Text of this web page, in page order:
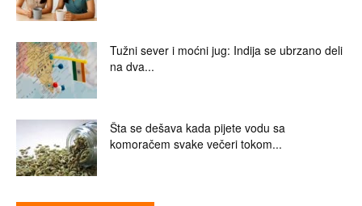
Tužni sever i moćni jug: Indija se ubrzano deli
na dva...
Šta se dešava kada pijete vodu sa
komoračem svake večeri tokom...